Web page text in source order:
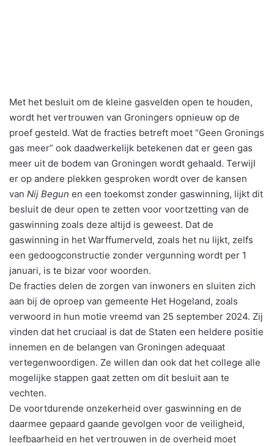
Met het besluit om de kleine gasvelden open te houden,
wordt het vertrouwen van Groningers opnieuw op de
proef gesteld. Wat de fracties betreft moet “Geen Gronings
gas meer” ook daadwerkelijk betekenen dat er geen gas
meer uit de bodem van Groningen wordt gehaald. Terwijl
er op andere plekken gesproken wordt over de kansen
van Nij Begun en een toekomst zonder gaswinning, lijkt dit
besluit de deur open te zetten voor voortzetting van de
gaswinning zoals deze altijd is geweest. Dat de
gaswinning in het Warffumerveld, zoals het nu lijkt, zelfs
een gedoogconstructie zonder vergunning wordt per 1
januari, is te bizar voor woorden.
De fracties delen de zorgen van inwoners en sluiten zich
aan bij de oproep van gemeente Het Hogeland, zoals
verwoord in hun motie vreemd van 25 september 2024. Zij
vinden dat het cruciaal is dat de Staten een heldere positie
innemen en de belangen van Groningen adequaat
vertegenwoordigen. Ze willen dan ook dat het college alle
mogelijke stappen gaat zetten om dit besluit aan te
vechten.
De voortdurende onzekerheid over gaswinning en de
daarmee gepaard gaande gevolgen voor de veiligheid,
leefbaarheid en het vertrouwen in de overheid moet